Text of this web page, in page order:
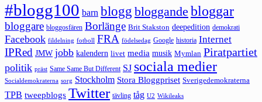
#blogg100 barn blogg bloggande bloggar
bloggare bloggosfären Borlänge Brit Stakston deepedition demokrati
Facebook fildelning fotboll FRA födelsedag Google historia Internet
IPRed JMW jobb kalendern livet media musik Mymlan Piratpartiet
politik präst Same Same But Different SJ sociala medier
Socialdemokraterna sorg Stockholm Stora Bloggpriset Sverigedemokraterna
TPB tweepblogs Twitter tävling tåg U2 Wikileaks